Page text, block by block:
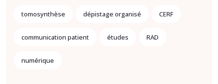
tomosynthèse dépistage organisé CERF
communication patient études RAD
numérique